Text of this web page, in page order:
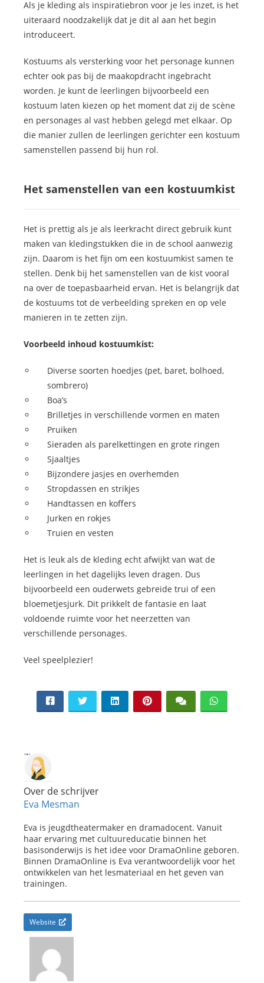
Als je kleding als inspiratiebron voor je les inzet, is het
uiteraard noodzakelijk dat je dit al aan het begin
introduceert.
Kostuums als versterking voor het personage kunnen
echter ook pas bij de maakopdracht ingebracht
worden. Je kunt de leerlingen bijvoorbeeld een
kostuum laten kiezen op het moment dat zij de scène
en personages al vast hebben gelegd met elkaar. Op
die manier zullen de leerlingen gerichter een kostuum
samenstellen passend bij hun rol.
Het samenstellen van een kostuumkist
Het is prettig als je als leerkracht direct gebruik kunt
maken van kledingstukken die in de school aanwezig
zijn. Daarom is het fijn om een kostuumkist samen te
stellen. Denk bij het samenstellen van de kist vooral
na over de toepasbaarheid ervan. Het is belangrijk dat
de kostuums tot de verbeelding spreken en op vele
manieren in te zetten zijn.
Voorbeeld inhoud kostuumkist:
Diverse soorten hoedjes (pet, baret, bolhoed,
sombrero)
Boa’s
Brilletjes in verschillende vormen en maten
Pruiken
Sieraden als parelkettingen en grote ringen
Sjaaltjes
Bijzondere jasjes en overhemden
Stropdassen en strikjes
Handtassen en koffers
Jurken en rokjes
Truien en vesten
Het is leuk als de kleding echt afwijkt van wat de
leerlingen in het dagelijks leven dragen. Dus
bijvoorbeeld een ouderwets gebreide trui of een
bloemetjesjurk. Dit prikkelt de fantasie en laat
voldoende ruimte voor het neerzetten van
verschillende personages.
Veel speelplezier!
Over de schrijver
Eva Mesman
Eva is jeugdtheatermaker en dramadocent. Vanuit
haar ervaring met cultuureducatie binnen het
basisonderwijs is het idee voor DramaOnline geboren.
Binnen DramaOnline is Eva verantwoordelijk voor het
ontwikkelen van het lesmateriaal en het geven van
trainingen.
Website